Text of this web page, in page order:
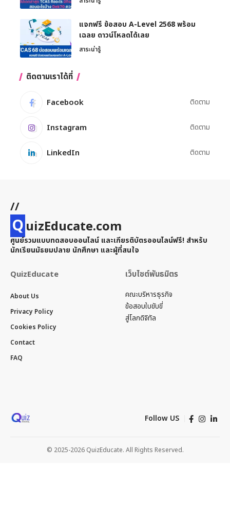
แจกฟรี ข้อสอบ A-Level 2568 พร้อม
เฉลย ดาวน์โหลดได้เลย
สาระน่ารู้
ติดตามเราได้ที่
Facebook ติดตาม
Instagram ติดตาม
LinkedIn ติดตาม
//
QuizEducate.com
ศูนย์รวมแบบทดสอบออนไลน์ และเกียรติบัตรออนไลน์ฟรี! สำหรับ
นักเรียนมัธยมปลาย นักศึกษา และผู้ที่สนใจ
QuizEducate
About Us
Privacy Policy
Cookies Policy
Contact
FAQ
เว็บไซต์พันธมิตร
คณะบริหารธุรกิจ
ข้อสอบใบขับขี่
สู่โลกดิจิทัล
Follow US
© 2025-2026 QuizEducate. All Rights Reserved.